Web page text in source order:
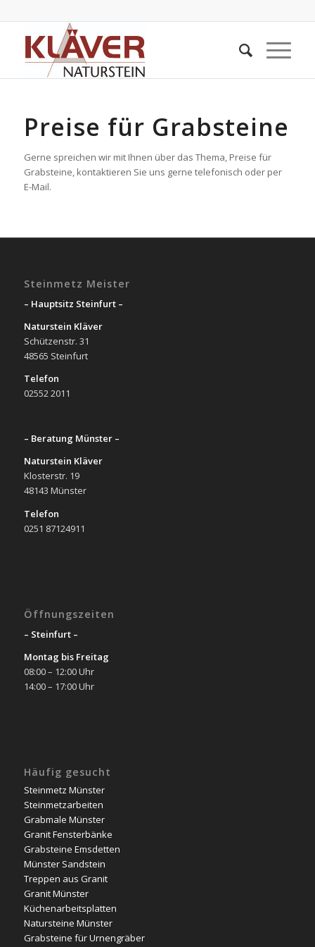
Preise für Grabsteine
Gerne spreichen wir mit Ihnen über das Thema, Preise für
Grabsteine, kontaktieren Sie uns gerne telefonisch oder per
E-Mail.
Steinmetz Meister
– Hauptsitz Steinfurt –
Naturstein Kläver
Schützenstr. 31
48565 Steinfurt
Telefon
02552 2011
– Beratung Münster –
Naturstein Kläver
Klosterstr. 19
48143 Münster
Telefon
0251 87124911
Öffnungszeiten
– Steinfurt –
Montag bis Freitag
08:00 – 12:00 Uhr
14:00 – 17:00 Uhr
Häufig gesucht
Steinmetz Münster
Steinmetzarbeiten
Grabmale Münster
Granit Fensterbänke
Grabsteine Emsdetten
Münster Sandstein
Treppen aus Granit
Granit Münster
Küchenarbeitsplatten
Natursteine Münster
Grabsteine für Urnengräber